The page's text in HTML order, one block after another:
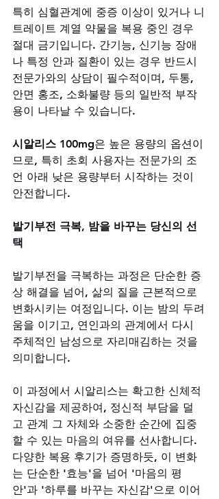
특히 심혈관계에 중증 이상이 있거나 니
트레이트 계열 약물을 복용 중인 경우
절대 금기입니다. 간기능, 신기능 장애
나 특정 안과 질환이 있는 경우 반드시
전문가와의 상담이 필수적이며, 두통,
안면 홍조, 소화불량 등의 일반적 부작
용이 나타날 수 있습니다.
시알리스 100mg은 높은 용량의 옵션이
므로, 특히 초회 사용자는 전문가의 조
언 아래 낮은 용량부터 시작하는 것이
안전합니다.
발기부전 극복, 밤을 바꾸는 당신의 선
택
발기부전을 극복하는 과정은 단순한 증
상 해결을 넘어, 삶의 질을 근본적으로
변화시키는 여정입니다. 이는 밤의 두려
움을 이기고, 연인과의 관계에서 다시
주체적인 남성으로 자리매김하는 것을
의미합니다.
이 과정에서 시알리스는 확고한 신체적
자신감을 제공하여, 정신적 부담을 덜
고 관계 그 자체와 소중한 순간에 집중
할 수 있는 마음의 여유를 선사합니다.
다양한 복용 후기가 증명하듯, 이 변화
는 단순한 '효능'을 넘어 '마음의 평
안'과 '하루를 바꾸는 자신감'으로 이어